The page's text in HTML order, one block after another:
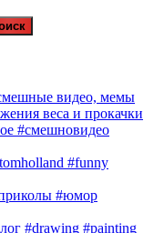
видео, мемы
веса и прокачки
#смешновидео
#funny
#юмор
#drawing #painting